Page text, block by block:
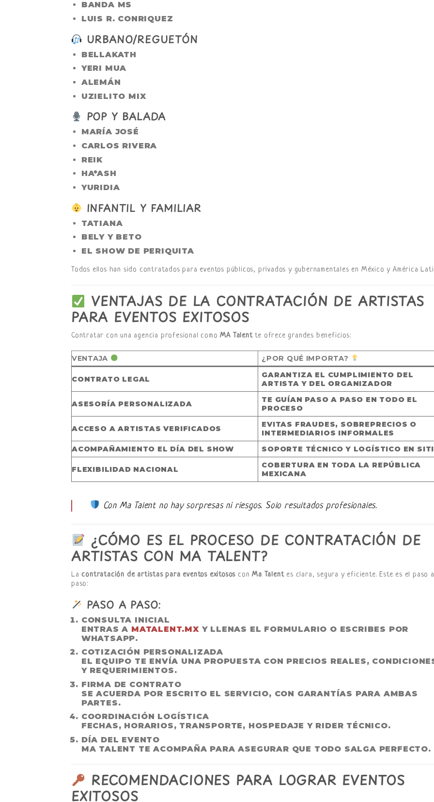
BANDA MS
LUIS R. CONRIQUEZ
URBANO/REGUETÓN
BELLAKATH
YERI MUA
ALEMÁN
UZIELITO MIX
POP Y BALADA
MARÍA JOSÉ
CARLOS RIVERA
REIK
HA*ASH
YURIDIA
INFANTIL Y FAMILIAR
TATIANA
BELY Y BETO
EL SHOW DE PERIQUITA
Todos ellos han sido contratados para eventos públicos, privados y gubernamentales en México y América
VENTAJAS DE LA CONTRATACIÓN DE ARTISTAS
PARA EVENTOS EXITOSOS
Contratar con una agencia profesional comoMA Talentte ofrece grandes beneficios:
VENTAJA ¿POR QUÉ IMPORTA?
CONTRATO LEGAL
GARANTIZA EL CUMPLIMIENTO DEL
ARTISTA Y DEL ORGANIZADOR
ASESORÍA PERSONALIZADA
TE GUÍAN PASO A PASO EN TODO EL
PROCESO
ACCESO A ARTISTAS VERIFICADOS
EVITAS FRAUDES, SOBREPRECIOS O
INTERMEDIARIOS INFORMALES
ACOMPAÑAMIENTO EL DÍA DEL SHOW
SOPORTE TÉCNICO Y LOGÍSTICO EN
FLEXIBILIDAD NACIONAL
COBERTURA EN TODA LA REPÚBLICA
MEXICANA
Con Ma Talent no hay sorpresas ni riesgos. Solo resultados profesionales.
¿CÓMO ES EL PROCESO DE CONTRATACIÓN DE
ARTISTAS CON MA TALENT?
La contratación de artistas para eventos exitosos conMa Talentes clara, segura y eficiente. Este es el paso a
paso:
PASO A PASO:
CONSULTA INICIAL
ENTRAS A MATALENT.MX Y LLENAS EL FORMULARIO O ESCRIBES POR
WHATSAPP.
COTIZACIÓN PERSONALIZADA
EL EQUIPO TE ENVÍA UNA PROPUESTA CON PRECIOS REALES,
Y REQUERIMIENTOS.
FIRMA DE CONTRATO
SE ACUERDA POR ESCRITO EL SERVICIO, CON GARANTÍAS PARA AMBAS
PARTES.
COORDINACIÓN LOGÍSTICA
FECHAS, HORARIOS, TRANSPORTE, HOSPEDAJE Y RIDER TÉCNICO.
DÍA DEL EVENTO
MA TALENT TE ACOMPAÑA PARA ASEGURAR QUE TODO SALGA PERFECTO.
RECOMENDACIONES PARA LOGRAR EVENTOS
EXITOSOS